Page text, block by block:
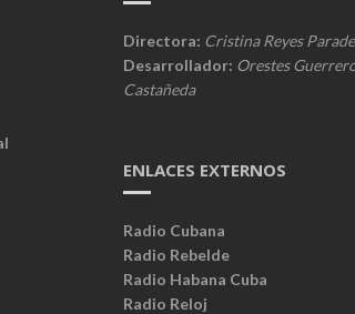
Directora: Cristina Reyes
Desarrollador: Orestes
Castañeda
ENLACES EXTERNOS
Radio Cubana
Radio Rebelde
Radio Habana Cuba
Radio Reloj